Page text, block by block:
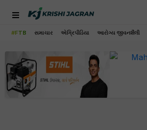
#FTB સમાચાર એગ્રિપીડિયા આરોગ્ય જીવનશૈલી